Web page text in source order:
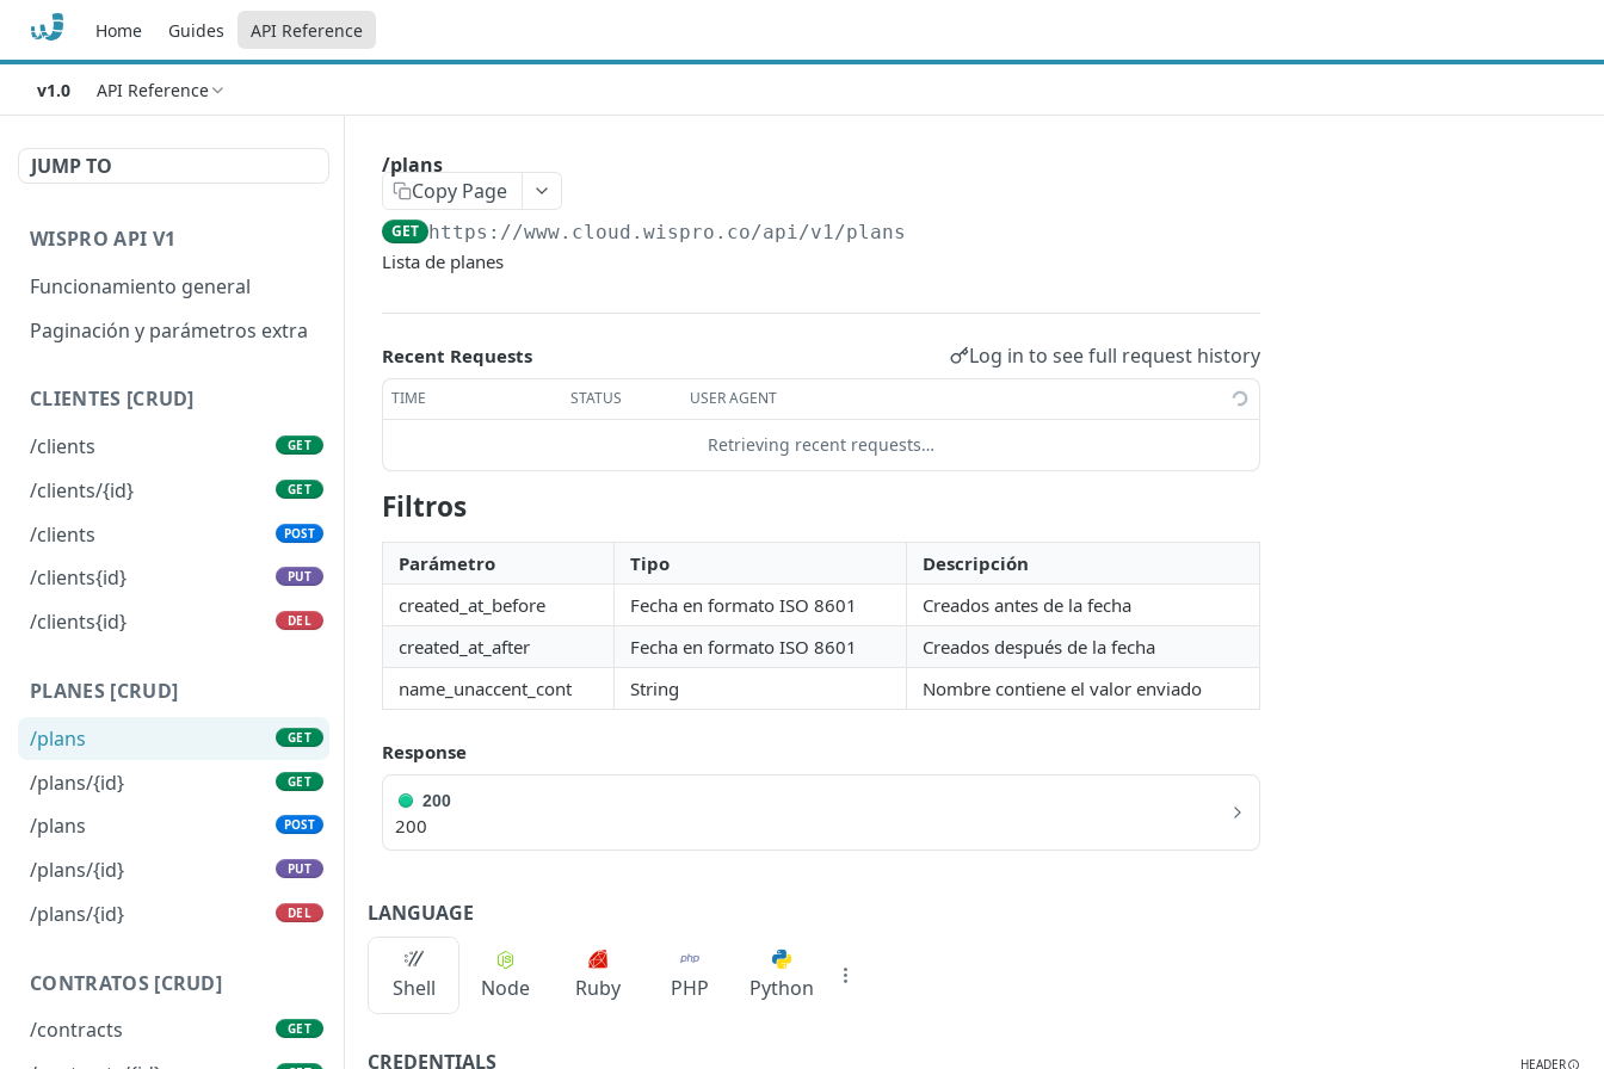
Home Guides API Reference
v1.0 API Reference
JUMP TO
WISPRO API V1
Funcionamiento general
Paginación y parámetros extra
CLIENTES [CRUD]
/clients
GET
/clients/{id} GET
/clients POST
/clients{id} PUT
/clients{id} DEL
PLANES [CRUD]
/plans
GET
/plans/{id} GET
/plans POST
/plans/{id} PUT
/plans/{id} DEL
CONTRATOS [CRUD]
/contracts
GET
/plans
Copy Page
GET https://www.cloud.wispro.co/api/v1/plans
Lista de planes
Recent Requests Log in to see full request history
TIME STATUS USER AGENT
Retrieving recent requests…
Filtros
Parámetro Tipo
Descripción
created_at_before
Fecha en formato ISO 8601
Creados antes de la fecha
created_at_after
Fecha en formato ISO 8601
Creados después de la fecha
name_unaccent_cont
String Nombre contiene el valor enviado
Response
200
200
LANGUAGE
Shell Node Ruby PHP Python
CREDENTIALS HEADER